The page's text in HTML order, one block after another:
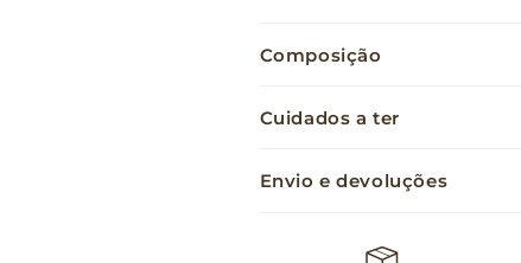
Composição
Cuidados a ter
Envio e devoluções